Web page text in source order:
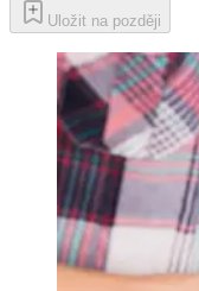
Uložit na později